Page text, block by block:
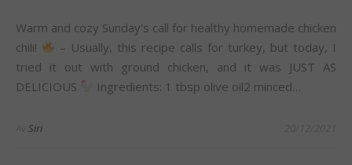
Warm and cozy Sunday’s call for healthy homemade chicken
chili!
– Usually, this recipe calls for turkey, but today, I
tried it out with ground chicken, and it was JUST AS
DELICIOUS
Ingredients: 1 tbsp olive oil2 minced…
Siri